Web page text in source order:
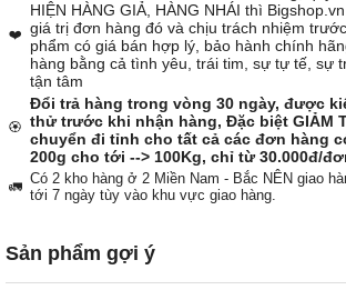
❤️
HIỆN HÀNG GIẢ, HÀNG NHÁI thì
giá trị đơn hàng đó và chịu trách nhiệm
phẩm có giá bán hợp lý, bảo hành chính
hàng bằng cả tình yêu, trái tim, sự tự tế, sự
tận tâm
🏵️
Đổi trả hàng trong vòng 30 ngày, được
thử trước khi nhận hàng, Đặc biệt GIẢM
chuyển đi tỉnh cho tất cả các đơn hàng
200g cho tới --> 100Kg, chỉ từ 30.000đ/
🚛 Có 2 kho hàng ở 2 Miền Nam - Bắc NÊN giao
tới 7 ngày tùy vào khu vực giao hàng.
Sản phẩm gợi ý